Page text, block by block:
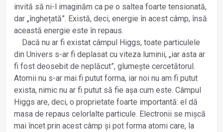
invită să ni-l imaginăm ca pe o saltea foarte tensionată,
dar „înghețată”. Există, deci, energie în acest câmp, însă
această energie este în repaus.
Dacă nu ar fi existat câmpul Higgs, toate particulele
din Univers s-ar fi deplasat cu viteza luminii, „iar asta ar
fi fost deosebit de neplăcut”, glumește cercetătorul.
Atomii nu s-ar mai fi putut forma, iar noi nu am fi putut
exista, nimic nu ar fi putut să fie așa cum este. Câmpul
Higgs are, deci, o proprietate foarte importantă: el dă
masa de repaus celorlalte particule. Electronii se mișcă
mai încet prin acest câmp și pot forma atomi care, la